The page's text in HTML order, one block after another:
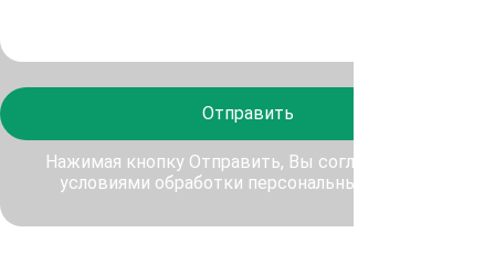
Отправить
Нажимая кнопку Отправить, Вы соглашаетесь с
условиями обработки персональных данных